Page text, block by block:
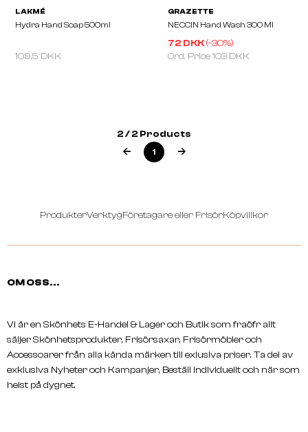
109,5 DKK
72 DKK(-30%)
Ord. Price103 DKK
2 / 2 Products
1
ProdukterVerktygFöretagare eller FrisörKöpvillkor
OM OSS...
Vi är en Skönhets E-Handel & Lager och Butik som fraöfr allt
säljer Skönhetsprodukter, Frisörsaxar, Frisörmöbler och
Accessoarer från alla kända märken till exlusiva priser. Ta del av
exklusiva Nyheter och Kampanjer, Beställ individuellt och när som
helst på dygnet.